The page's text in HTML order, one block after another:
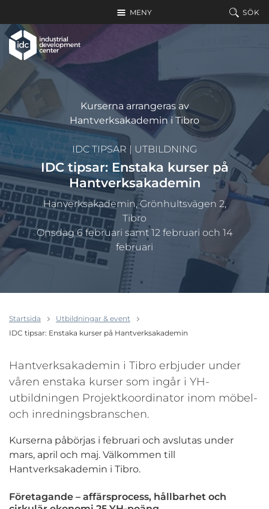
MENY SÖK
Kurserna arrangeras av
Hantverksakademin i Tibro
IDC TIPSAR | UTBILDNING
IDC tipsar: Enstaka kurser på
Hantverksakademin
Hanverksakademin, Grönhultsvägen 2,
Tibro
Onsdag 6 februari samt 12 februari och 14
februari
Startsida
Utbildningar & event
IDC tipsar: Enstaka kurser på Hantverksakademin
Hantverksakademin i Tibro erbjuder under
våren enstaka kurser som ingår i YH-
utbildningen Projektkoordinator inom möbel-
och inredningsbranschen.
Kurserna påbörjas i februari och avslutas under
mars, april och maj. Välkommen till
Hantverksakademin i Tibro.
Företagande – affärsprocess, hållbarhet och